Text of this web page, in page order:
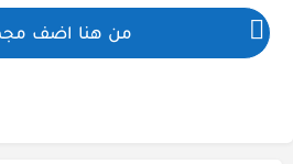
من هنا اضف